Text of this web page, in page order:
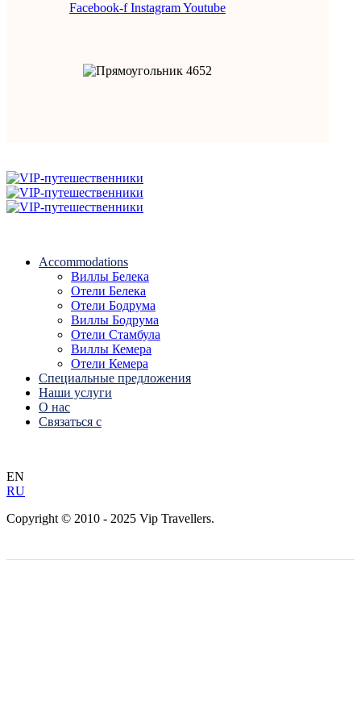
Facebook-f InstagramYoutube
Accommodations
Виллы Белека
Отели Белека
Отели Бодрума
Виллы Бодрума
Отели Стамбула
Виллы Кемера
Отели Кемера
Специальные предложения
Наши услуги
О нас
Связаться с
EN
RU
Copyright © 2010 - 2025 Vip Travellers.